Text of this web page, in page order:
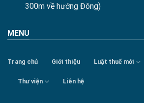
300m về hướng Đông)
MENU
Trang chủ Giới thiệu Luật thuế mới
Thư viện Liên hệ